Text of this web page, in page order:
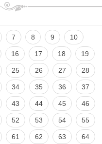
7 8 9 10
16 17 18 19
25 26 27 28
34 35 36 37
43 44 45 46
52 53 54 55
61 62 63 64